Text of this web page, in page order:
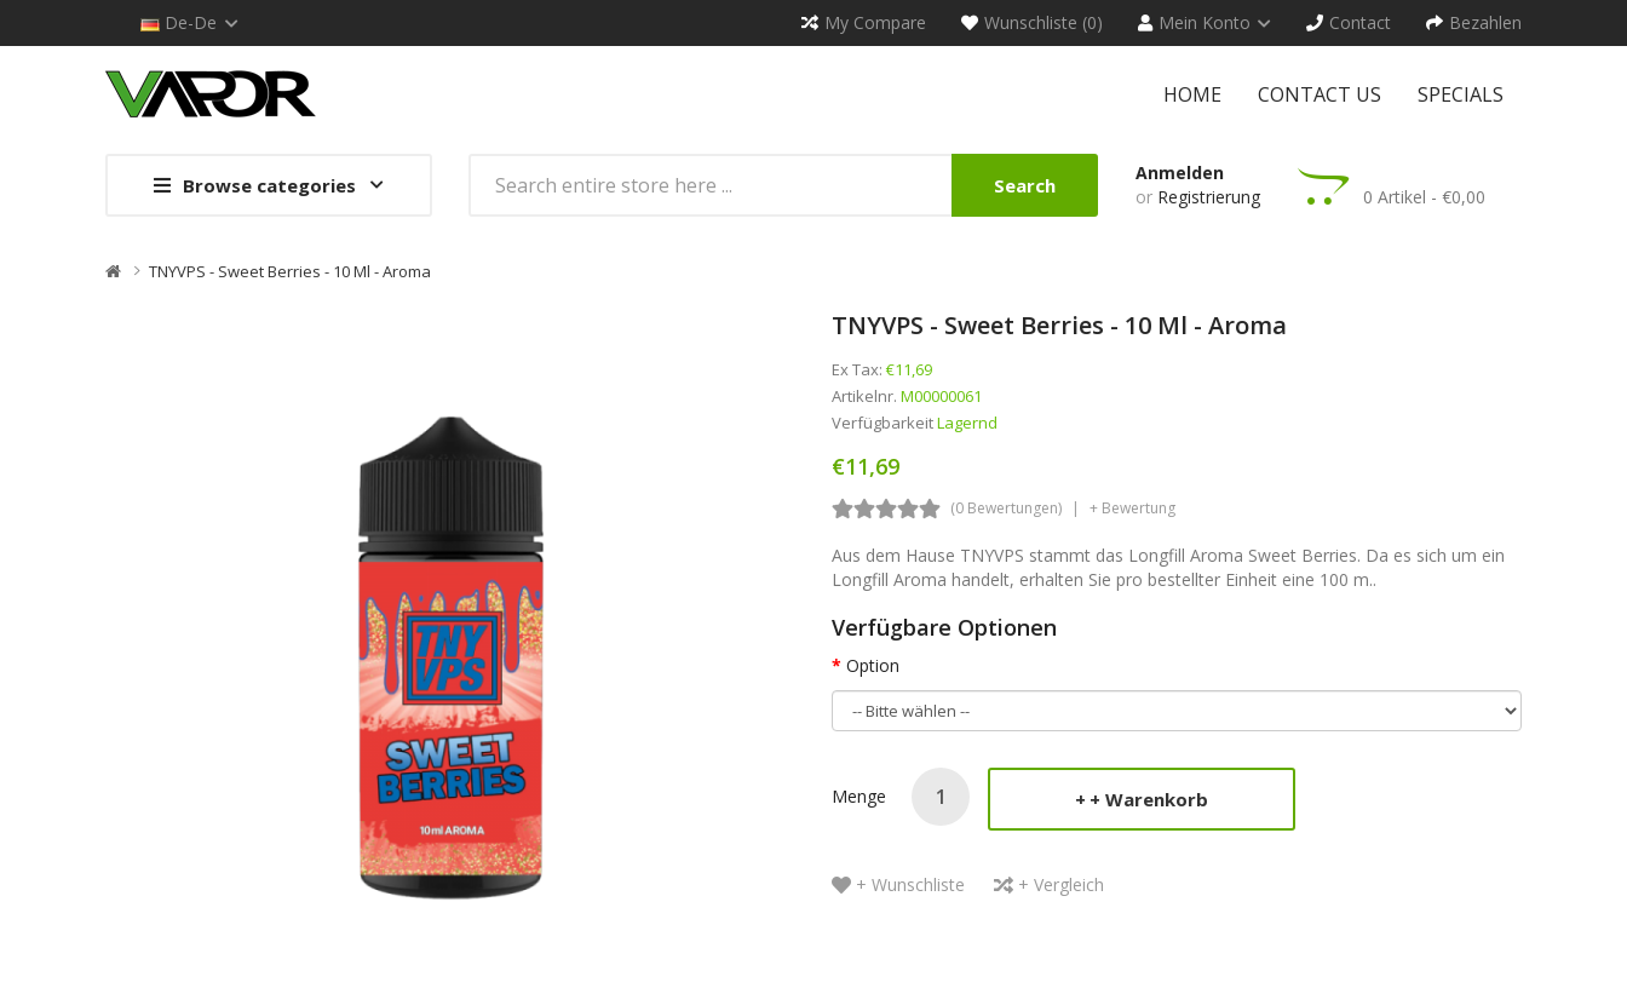
De-De My Compare Wunschliste (0) Mein Konto Contact Bezahlen
HOME CONTACT US SPECIALS
Browse categories Search
Anmelden
or Registrierung 0 Artikel - €0,00
TNYVPS - Sweet Berries - 10 Ml - Aroma
TNYVPS - Sweet Berries - 10 Ml - Aroma
Ex Tax: €11,69
Artikelnr. M00000061
VerfügbarkeitLagernd
€11,69
(0 Bewertungen) + Bewertung
Aus dem Hause TNYVPS stammt das Longfill Aroma Sweet Berries. Da es sich um ein
Longfill Aroma handelt, erhalten Sie pro bestellter Einheit eine 100 m..
Verfügbare Optionen
Option
Menge + Warenkorb
+ Wunschliste + Vergleich